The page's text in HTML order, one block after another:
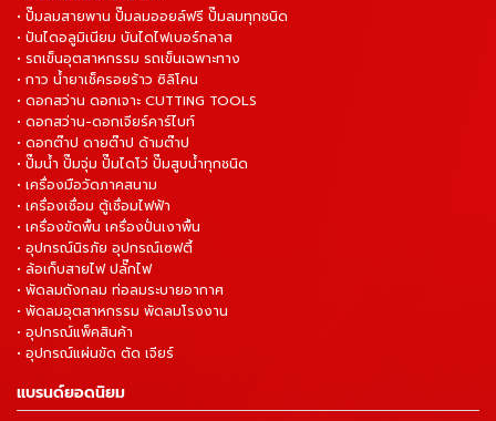
• ปั๊มลมสายพาน ปั๊มลมออยล์ฟรี ปั๊มลมทุกชนิด
• ปันไดอลูมิเนียม บันไดไฟเบอร์กลาส
• รถเข็นอุตสาหกรรม รถเข็นเฉพาะทาง
• กาว น้ำยาเช็ครอยร้าว ซิลิโคน
• ดอกสว่าน ดอกเจาะ CUTTING TOOLS
• ดอกสว่าน-ดอกเจียร์คาร์ไบท์
• ดอกต๊าป ดายต๊าป ด้ามต๊าป
• ปั๊มน้ำ ปั๊มจุ่ม ปั๊มไดโว่ ปั๊มสูบน้ำทุกชนิด
• เครื่องมือวัดภาคสนาม
• เครื่องเชื่อม ตู้เชื่อมไฟฟ้า
• เครื่องขัดพื้น เครื่องปั่นเงาพื้น
• อุปกรณ์นิรภัย อุปกรณ์เซฟตี้
• ล้อเก็บสายไฟ ปลั๊กไฟ
• พัดลมถังกลม ท่อลมระบายอากาศ
• พัดลมอุตสาหกรรม พัดลมโรงงาน
• อุปกรณ์แพ็คสินค้า
• อุปกรณ์แผ่นขัด ตัด เจียร์
แบรนด์ยอดนิยม